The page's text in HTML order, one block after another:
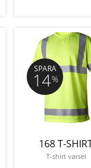
till i favoriter
168 T-
T-shirt varsel
SPARA
14%